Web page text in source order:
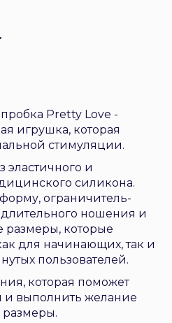
Pretty Love -
игрушка, которая
стимуляции.
эластичного и
силикона.
ограничитель-
ношения и
которые
для начинающих, так и
пользователей.
которая поможет
и выполнить желание